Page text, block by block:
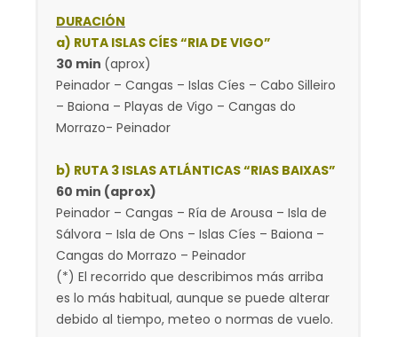
DURACIÓN
a) RUTA ISLAS CÍES “RIA DE VIGO”
30 min (aprox)
Peinador – Cangas – Islas Cíes – Cabo Silleiro
– Baiona – Playas de Vigo – Cangas do
Morrazo- Peinador
b) RUTA 3 ISLAS ATLÁNTICAS “RIAS BAIXAS”
60 min (aprox)
Peinador – Cangas – Ría de Arousa – Isla de
Sálvora – Isla de Ons – Islas Cíes – Baiona –
Cangas do Morrazo – Peinador
(*) El recorrido que describimos más arriba
es lo más habitual, aunque se puede alterar
debido al tiempo, meteo o normas de vuelo.